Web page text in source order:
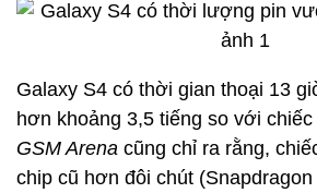
Galaxy S4 có thời gian thoại 13
hơn khoảng 3,5 tiếng so với
GSM Arena cũng chỉ ra rằng,
chip cũ hơn đôi chút